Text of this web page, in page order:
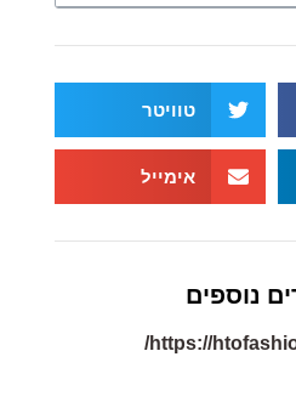
טוויטר
אימייל
נוספים